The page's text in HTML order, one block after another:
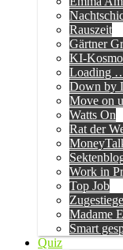
Rauszeit
Gärtner
KI-
Loading
Down by
Move on
Watts On
Rat der
Work in
Top Job
Madame
Smart
Quiz